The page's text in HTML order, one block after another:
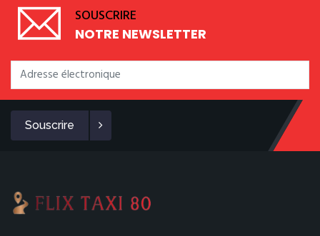
SOUSCRIRE
NOTRE NEWSLETTER
Souscrire